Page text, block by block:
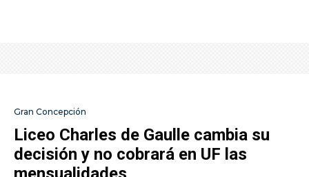
Gran Concepción
Liceo Charles de Gaulle cambia su
decisión y no cobrará en UF las